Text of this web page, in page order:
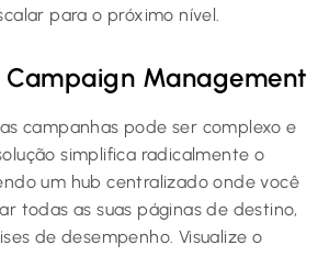
para o próximo nível.
Campaign Management
campanhas pode ser complexo e
simplifica radicalmente o
um hub centralizado onde você
todas as suas páginas de destino,
de desempenho. Visualize o